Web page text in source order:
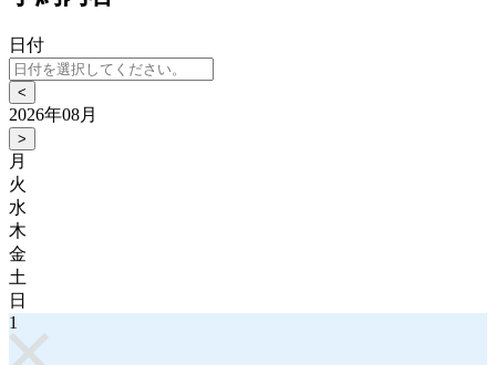
日付
<
2026年08月
>
月
火
水
木
金
土
日
1